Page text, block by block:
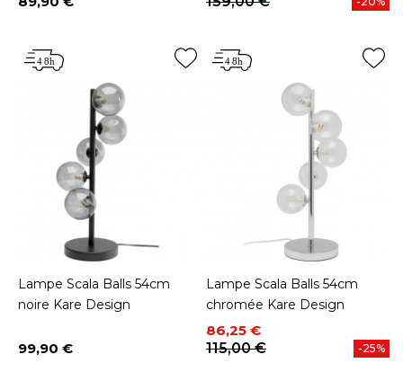
Prix
Lampe Scala Balls 54cm
noire Kare Design
Prix
99,90 €
Lampe Scala Balls 54cm
chromée Kare Design
Prix
86,25 €
Prix de base
115,00 €
-25%